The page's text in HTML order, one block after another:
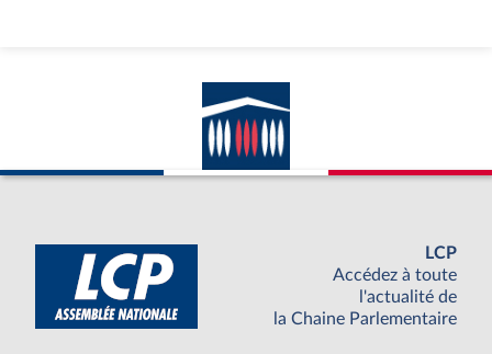
LCP
Accédez à toute
l'actualité de
la Chaine Parlementaire